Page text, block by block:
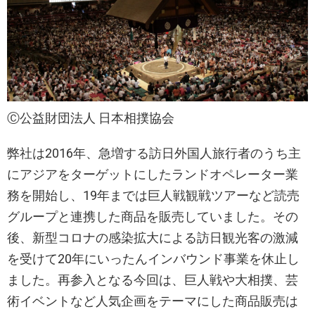
Ⓒ公益財団法人 日本相撲協会
弊社は2016年、急増する訪日外国人旅行者のうち主
にアジアをターゲットにしたランドオペレーター業
務を開始し、19年までは巨人戦観戦ツアーなど読売
グループと連携した商品を販売していました。その
後、新型コロナの感染拡大による訪日観光客の激減
を受けて20年にいったんインバウンド事業を休止し
ました。再参入となる今回は、巨人戦や大相撲、芸
術イベントなど人気企画をテーマにした商品販売は